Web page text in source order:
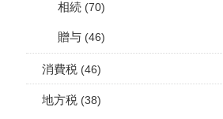
相続 (70)
贈与 (46)
消費税 (46)
地方税 (38)